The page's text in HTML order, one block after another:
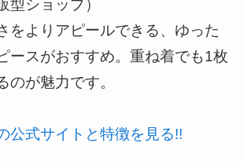
型ショップ）
をよりアピールできる、ゆった
ースがおすすめ。重ね着でも1枚
のが魅力です。
公式サイトと特徴を見る!!